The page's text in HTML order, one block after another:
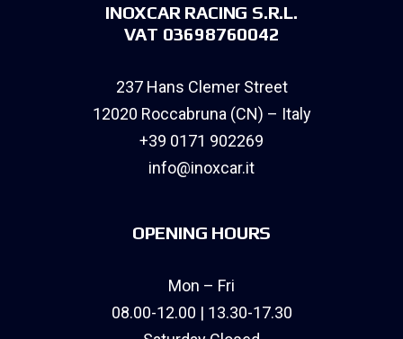
INOXCAR RACING S.R.L.
VAT 03698760042
237 Hans Clemer Street
12020 Roccabruna (CN) – Italy
+39 0171 902269
info@inoxcar.it
OPENING HOURS
Mon – Fri
08.00-12.00 | 13.30-17.30